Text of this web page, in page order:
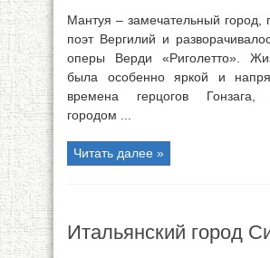
Мантуя – замечательный город,
поэт Вергилий и
оперы Верди «Риголетто».
была особенно яркой и
времена герцогов Гонзага,
городом ...
Читать далее »
Итальянский город